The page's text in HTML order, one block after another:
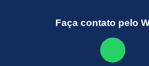
Faça contato pelo